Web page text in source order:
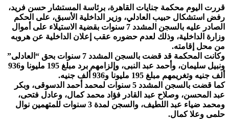
قررت اليوم محكمة جنايات القاهرة، برئاسة المستشار حسن فريد،
رفض استشكال حبيب العادلي، وزير الداخلية الأسبق، على الحكم
الصادر عليه بالسجن المشدد 7 سنوات بقضية الاستيلاء على أموال
وزارة الداخلية، وذلك لعدم حضوره عقب إعلان الداخلية عن هروبه
من محل إقامته.
وكانت المحكمة قد قضت بالسجن المشدد 7 سنوات بحق “العادلى”
ونبيل سليمان، وأحمد عبد النبى، وإلزامهم برد مبلغ 195 مليونا و936
ألف جنيه وتغريمهم مبلغ 195 مليونا و936 ألف جنيه.
كما قضت بالسجن المشدد 5 سنوات لمحمد أحمد الدسوقى، وبكر
عبد المحسن، وصلاح عبد القادر فؤاد محمد كمال، وعادل فتحى،
ومحمد ضياء عبد اللطيف، والسجن لمدة 3 سنوات للمتهمين نوال
حلمى وعلا كمال.